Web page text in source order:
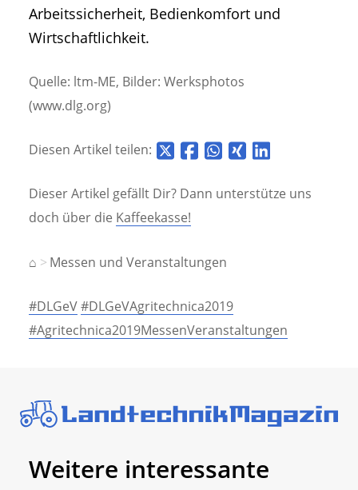
Arbeitssicherheit, Bedienkomfort und
Wirtschaftlichkeit.
Quelle: ltm-ME, Bilder: Werksphotos
(www.dlg.org)
Diesen Artikel teilen:
Dieser Artikel gefällt Dir? Dann unterstütze uns
doch über die Kaffeekasse!
⌂ Messen und Veranstaltungen
#DLGeV#DLGeVAgritechnica2019
#Agritechnica2019MessenVeranstaltungen
Weitere interessante